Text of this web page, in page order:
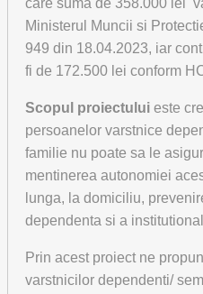
care suma de 358.000 lei
Ministerul Muncii si
949 din 18.04.2023, iar
fi de 172.500 lei conform
Scopul proiectului este
persoanelor varstnice
familie nu poate sa le
mentinerea autonomiei
lunga, la domiciliu,
dependenta si a
Prin acest proiect ne
varstnicilor dependenti/